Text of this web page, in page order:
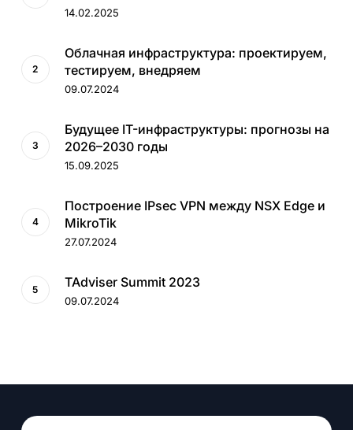
14.02.2025
Облачная инфраструктура: проектируем,
тестируем, внедряем
09.07.2024
Будущее IT-инфраструктуры: прогнозы на
2026–2030 годы
15.09.2025
Построение IPsec VPN между NSX Edge и
MikroTik
27.07.2024
TAdviser Summit 2023
09.07.2024